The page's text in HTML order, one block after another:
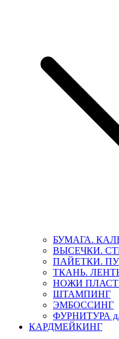
БУМАГА.
ВЫСЕЧКИ.
ПАЙЕТКИ.
ТКАНЬ.
НОЖИ
ШТАМПИНГ
ЭМБОССИНГ
ФУРНИТУРА
КАРДМЕЙКИНГ